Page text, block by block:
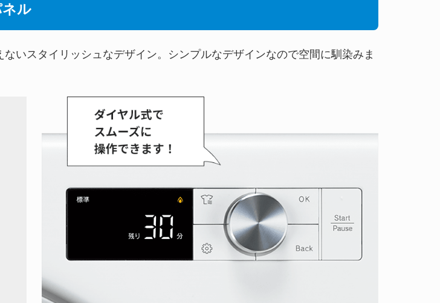
ル
いスタイリッシュなデザイン。シンプルなデザインなので空間に馴染みま